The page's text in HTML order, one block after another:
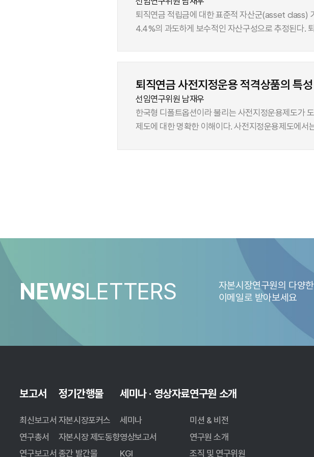
퇴직연금 적립금에 대한 표준적 자산군(asset class)
4.4%의 과도하게 보수적인 자산구성으로 추정된다.
국민연금기금의 2055년 기금 고갈 전망은 그 자체로
자본시장의 큰 충격까지 우려된다. 빠르게 성장하는
부재한 상황이다. 이를 위하여 퇴직연금 적립금에 대한 장기 추계를 수행하였다. 보수적인 가정하에서 국민연금의 최대 적립시점인 2040년에 퇴직연금
적립금 규모는 국민연금기금의 67% 수준인 1,172조
제고를 포함하여 최근 논의되는 퇴직연금제도 개편
퇴직연금 사전지정운용 적격상품의 특
선임연구위원 남재우
한국형 디폴트옵션이라 불리는 사전지정운용제도가
제도에 대한 명확한 이해이다. 사전지정운용제도에
profile)을 분석한 결과, 대부분의 적격상품이 적정 수
위험조정수익(샤프지수)도 증가하는 것으로 분석되
있음을 의미한다. 하지만 현행 적격상품의 대부분을
포트폴리오 상품은 적합성 원칙이 적용되는 현행 체
하는 펀드를 활용하거나, 포트폴리오가 아닌 단일 은
NEWSLETTERS
자본시장연구원의 다양
이메일로 받아보세요
보고서
최신보고서
연구총서
연구보고서
정기간행물
자본시장포커스
자본시장 제도동향
종간 발간물
세미나 · 영상자료
세미나
영상보고서
KGI
연구원 소개
미션 & 비전
연구원 소개
조직 및 연구위원